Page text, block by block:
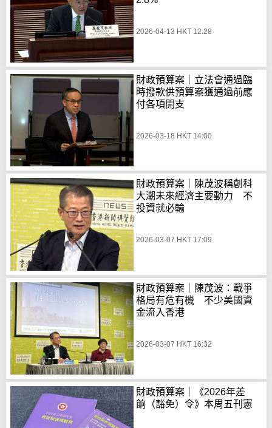
2026-04-13 HKT 12:28
財政預算案｜立法會通過臨
時撥款供預算案獲通過前應
付各項開支
2026-03-18 HKT 14:00
財政預算案｜陳茂波稱創科
大潮未來經濟主要動力 不
投資就必輸
2026-03-07 HKT 17:09
財政預算案｜陳茂波：戰爭
格局有危有機 不少美國資
金流入香港
2026-03-07 HKT 16:32
財政預算案｜《2026年差
餉（豁免）令》本周五刊憲